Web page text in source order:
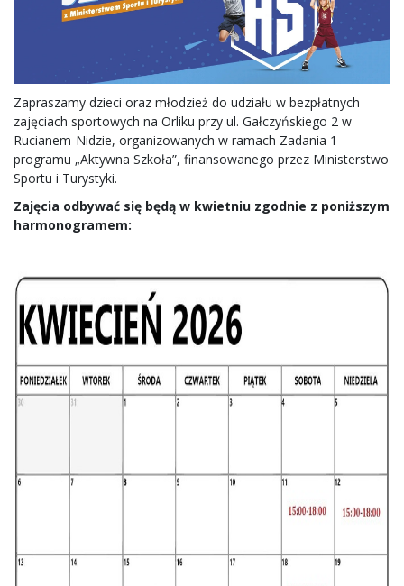
Zapraszamy dzieci oraz młodzież do udziału w bezpłatnych
zajęciach sportowych na Orliku przy ul. Gałczyńskiego 2 w
Rucianem-Nidzie, organizowanych w ramach Zadania 1
programu „Aktywna Szkoła”, finansowanego przez Ministerstwo
Sportu i Turystyki.
Zajęcia odbywać się będą w kwietniu zgodnie z poniższym
harmonogramem: